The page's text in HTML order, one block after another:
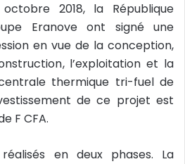
2018, la République
Eranove ont signé une
en vue de la conception,
l’exploitation et la
thermique tri-fuel de
de ce projet est
F CFA.
en deux phases. La